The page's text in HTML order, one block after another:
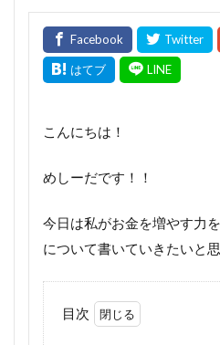
こんにちは！
めしーだです！！
今日は私がお金を増やす力
について書いていきたいと思
目次